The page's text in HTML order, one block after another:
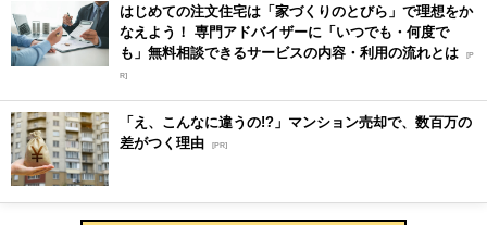
はじめての注文住宅は「家づくりのとびら」で理想をか
なえよう！ 専門アドバイザーに「いつでも・何度で
も」無料相談できるサービスの内容・利用の流れとは [P
R]
「え、こんなに違うの!?」マンション売却で、数百万の
差がつく理由 [PR]